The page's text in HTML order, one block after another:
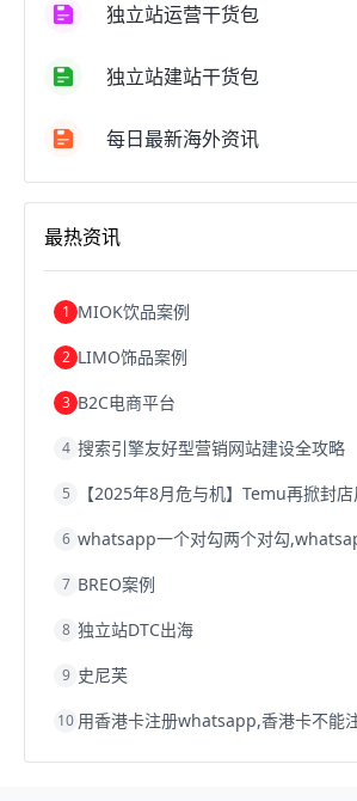
跨境电商费用美国跨境电商
天津跨境电商东南亚跨境电商
跨境电商b2b阿里巴巴跨境电商
跨境电商关税
跨境电商建站
浙江跨境电商宁波跨境电商跨境电商
跨境电商优势跨境电商的优势
独立站运营干货包
独立站建站干货包
每日最新海外资讯
最热资讯
1 MIOK饮品案例
2 LIMO饰品案例
3 B2C电商平台
4 搜索引擎友好型营销网站建设全攻略
5
6
7 BREO案例
8 独立站DTC出海
9 史尼芙
10 用香港卡注册whatsapp,香港卡不能